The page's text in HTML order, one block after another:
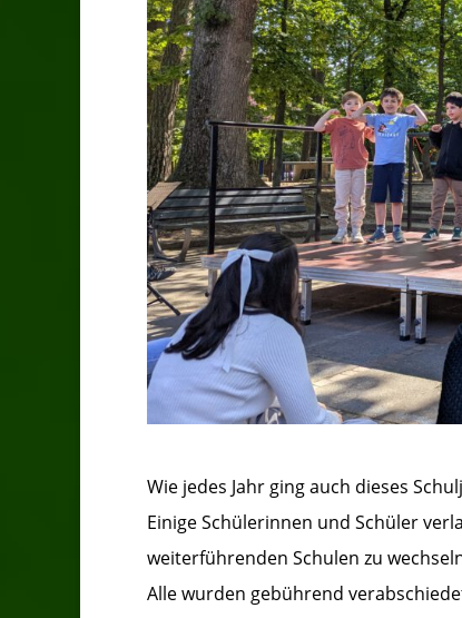
Wie jedes Jahr ging auch dieses
Einige Schülerinnen und Schüler
weiterführenden Schulen zu
Alle wurden gebührend